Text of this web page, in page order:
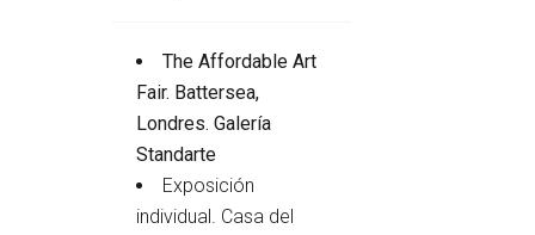
The Affordable Art
Fair. Battersea,
Londres. Galería
Standarte
Exposición
individual. Casa del